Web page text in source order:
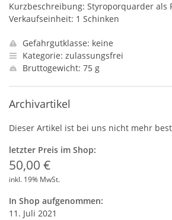
Kurzbeschreibung: Styroporquarder als
Verkaufseinheit: 1 Schinken
Gefahrgutklasse: keine
Kategorie: zulassungsfrei
Bruttogewicht: 75 g
Archivartikel
Dieser Artikel ist bei uns nicht mehr
letzter Preis im Shop:
50,00 €
inkl. 19% MwSt.
In Shop aufgenommen:
11. Juli 2021